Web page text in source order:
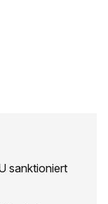
sanktioniert